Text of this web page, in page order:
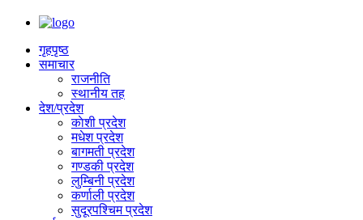
गृहपृष्‍ठ
समाचार
राजनीति
स्थानीय तह
देश/प्रदेश
काेशी प्रदेश
मधेश प्रदेश
बागमती प्रदेश
गण्डकी प्रदेश
लुम्बिनी प्रदेश
कर्णाली प्रदेश
सुदूरपश्चिम प्रदेश